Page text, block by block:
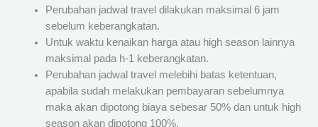
Perubahan jadwal travel dilakukan maksimal 6 jam
sebelum keberangkatan.
Untuk waktu kenaikan harga atau high season lainnya
maksimal pada h-1 keberangkatan.
Perubahan jadwal travel melebihi batas ketentuan,
apabila sudah melakukan pembayaran sebelumnya
maka akan dipotong biaya sebesar 50% dan untuk high
season akan dipotong 100%.